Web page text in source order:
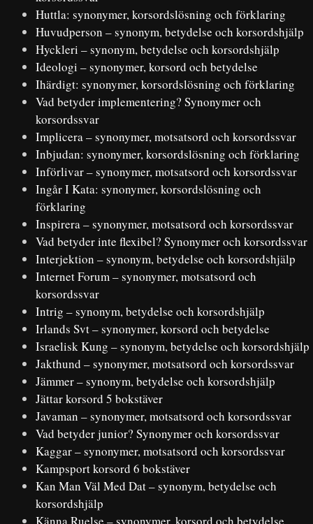
Huttla: synonymer, korsordslösning och förklaring
Huvudperson – synonym, betydelse och korsordshjälp
Hyckleri – synonym, betydelse och korsordshjälp
Ideologi – synonymer, korsord och betydelse
Ihärdigt: synonymer, korsordslösning och förklaring
Vad betyder implementering? Synonymer och
korsordssvar
Implicera – synonymer, motsatsord och korsordssvar
Inbjudan: synonymer, korsordslösning och förklaring
Införlivar – synonymer, motsatsord och korsordssvar
Ingår I Kata: synonymer, korsordslösning och
förklaring
Inspirera – synonymer, motsatsord och korsordssvar
Vad betyder inte flexibel? Synonymer och korsordssvar
Interjektion – synonym, betydelse och korsordshjälp
Internet Forum – synonymer, motsatsord och
korsordssvar
Intrig – synonym, betydelse och korsordshjälp
Irlands Svt – synonymer, korsord och betydelse
Israelisk Kung – synonym, betydelse och korsordshjälp
Jakthund – synonymer, motsatsord och korsordssvar
Jämmer – synonym, betydelse och korsordshjälp
Jättar korsord 5 bokstäver
Javaman – synonymer, motsatsord och korsordssvar
Vad betyder junior? Synonymer och korsordssvar
Kaggar – synonymer, motsatsord och korsordssvar
Kampsport korsord 6 bokstäver
Kan Man Väl Med Dat – synonym, betydelse och
korsordshjälp